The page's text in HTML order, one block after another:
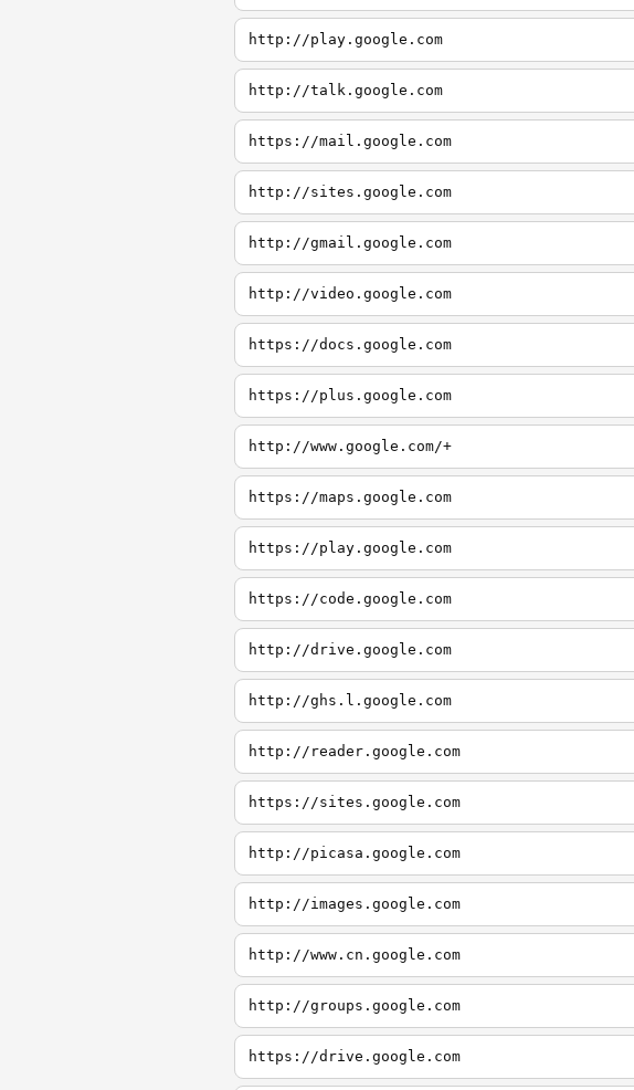
http://play.google.com
http://talk.google.com
https://mail.google.com
http://sites.google.com
http://gmail.google.com
http://video.google.com
https://docs.google.com
https://plus.google.com
http://www.google.com/+
https://maps.google.com
https://play.google.com
https://code.google.com
http://drive.google.com
http://ghs.l.google.com
http://reader.google.com
https://sites.google.com
http://picasa.google.com
http://images.google.com
http://www.cn.google.com
http://groups.google.com
https://drive.google.com